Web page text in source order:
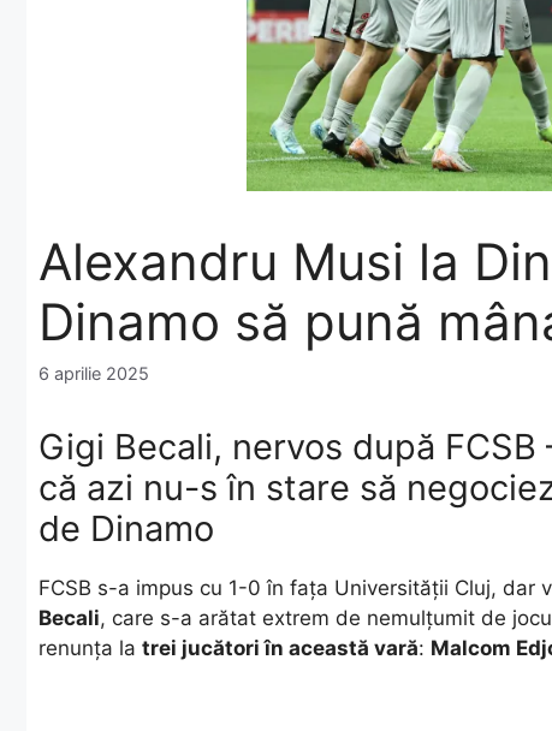
Alexandru Musi la
Dinamo să pună
6 aprilie 2025
Gigi Becali, nervos după FCSB
că azi nu-s în stare să
de Dinamo
FCSB s-a impus cu 1-0 în fața Universității Cluj,
Becali, care s-a arătat extrem de nemulțumit de
renunța la trei jucători în această vară: Malcom